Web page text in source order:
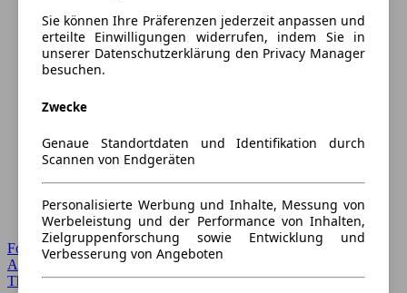
Forum Startseite
Alle Auto-Foren
Themen-Forum
Sie können Ihre Präferenzen jederzeit anpassen und
erteilte Einwilligungen widerrufen, indem Sie in
unserer Datenschutzerklärung den Privacy Manager
besuchen.
Zwecke
Genaue Standortdaten und Identifikation durch
Scannen von Endgeräten
Personalisierte Werbung und Inhalte, Messung von
Werbeleistung und der Performance von Inhalten,
Zielgruppenforschung sowie Entwicklung und
Verbesserung von Angeboten